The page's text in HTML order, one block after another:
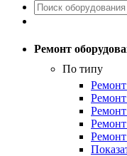
Ремонт
По типу
Ремонт
Ремонт